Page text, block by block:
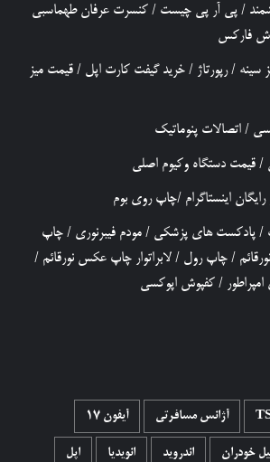
/ پی آر پی چیست / کنسرت عرفان طهماسبی
فارکس
سینه /رپورتاژ / خرید گیفت کارت اپل / قیمت میز
/ اتصالات پنوماتیک
/ قیمت دستگاه وکیوم اصلی
رایگان اینستاگرام /چاپ روی بوم
/ پادکست های پزشکی / مودم فیبرنوری / چاپ
/ چاپ رول / لابراتوار چاپ عکس نورقائم /
/ کفپوش اپوکسی
آژانس مسافرتی آیفون 17
خودران اندروید انویدیا اپل